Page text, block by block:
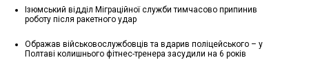
Ізюмський відділ Міграційної служби тимчасово припинив
роботу після ракетного удар
Ображав військовослужбовців та вдарив поліцейського – у
Полтаві колишнього фітнес-тренера засудили на 6 років